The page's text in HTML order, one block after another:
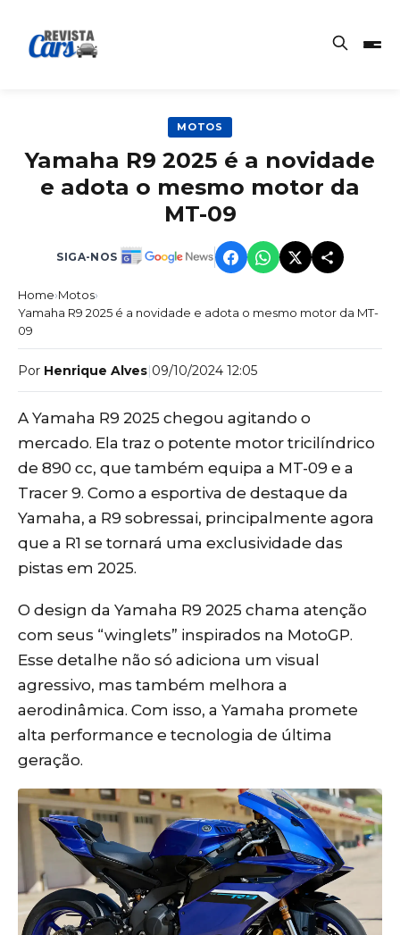
MOTOS
Yamaha R9 2025 é a novidade
e adota o mesmo motor da
MT-09
SIGA-NOS
Home›Motos›
Yamaha R9 2025 é a novidade e adota o mesmo motor da MT-
09
Por Henrique Alves|09/10/2024 12:05
A Yamaha R9 2025 chegou agitando o
mercado. Ela traz o potente motor tricilíndrico
de 890 cc, que também equipa a MT-09 e a
Tracer 9. Como a esportiva de destaque da
Yamaha, a R9 sobressai, principalmente agora
que a R1 se tornará uma exclusividade das
pistas em 2025.
O design da Yamaha R9 2025 chama atenção
com seus “winglets” inspirados na MotoGP.
Esse detalhe não só adiciona um visual
agressivo, mas também melhora a
aerodinâmica. Com isso, a Yamaha promete
alta performance e tecnologia de última
geração.